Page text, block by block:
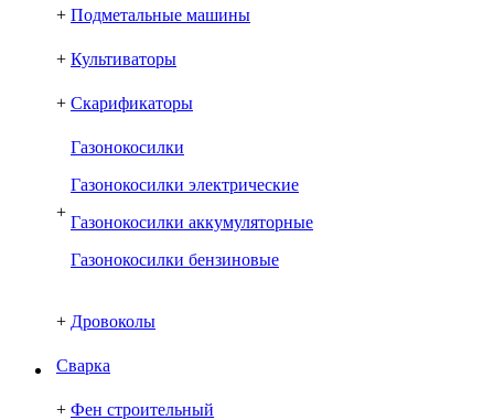
+ Подметальные машины
+ Культиваторы
+ Скарификаторы
+
Газонокосилки
Газонокосилки электрические
Газонокосилки аккумуляторные
Газонокосилки бензиновые
+ Дровоколы
Сварка
+ Фен строительный